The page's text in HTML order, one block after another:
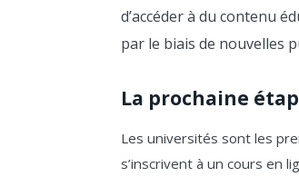
d’accéder à du contenu
par le biais de nouvelles
La prochaine
Les universités sont les
s’inscrivent à un cours en